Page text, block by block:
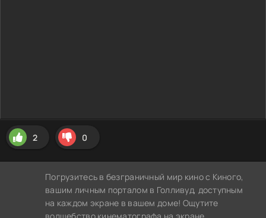
2 0
Погрузитесь в безграничный мир кино с Киного,
вашим личным порталом в Голливуд, доступным
на каждом экране в вашем доме! Ощутите